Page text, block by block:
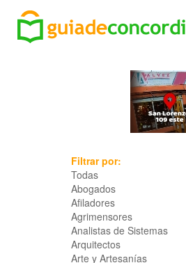
Filtrar por:
Todas
Abogados
Afiladores
Agrimensores
Analistas de Sistemas
Arquitectos
Arte y Artesanías